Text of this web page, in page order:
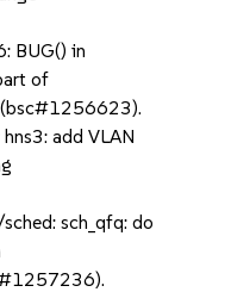
BUG() in
of
(bsc#1256623).
add VLAN
sch_qfq: do